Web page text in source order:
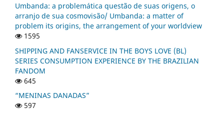
Umbanda: a problemática questão de suas origens, o
arranjo de sua cosmovisão/ Umbanda: a matter of
problem its origins, the arrangement of your worldview
1595
SHIPPING AND FANSERVICE IN THE BOYS LOVE (BL)
SERIES CONSUMPTION EXPERIENCE BY THE BRAZILIAN
FANDOM
645
“MENINAS DANADAS”
597